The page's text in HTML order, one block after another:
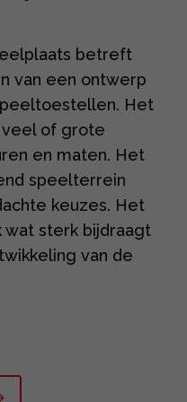
betreft
van een ontwerp
Het
veel of grote
en maten. Het
speelterrein
keuzes. Het
wat sterk bijdraagt
van de
bent op een
of hoort het aan